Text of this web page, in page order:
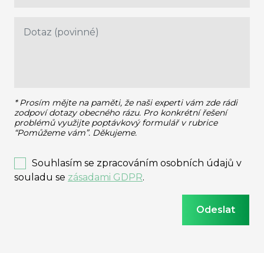
* Prosím mějte na paměti, že naši experti vám zde rádi
zodpoví dotazy obecného rázu. Pro konkrétní řešení
problémů využijte poptávkový formulář v rubrice
“Pomůžeme vám”. Děkujeme.
Souhlasím se zpracováním osobních údajů v
souladu se zásadami GDPR.